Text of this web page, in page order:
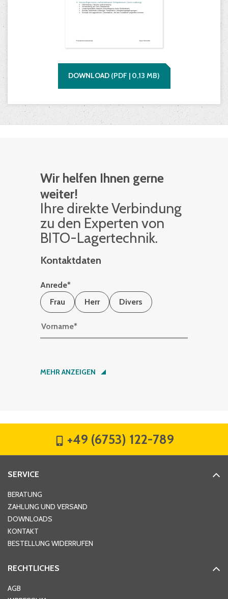
DOWNLOAD (PDF | 0,13 MB)
Wir helfen Ihnen gerne
weiter!
Ihre di­rek­te Ver­bin­dung
zu den Ex­per­ten von
BITO-La­ger­tech­nik.
Kontaktdaten
Anrede*
Frau
Herr Divers
Vorname*
Nachname*
Hausnummer
Ort*
MEHR ANZEIGEN
+49 (6753) 122-789
SERVICE
BERATUNG
ZAHLUNG UND VERSAND
DOWNLOADS
KONTAKT
BESTELLUNG WIDERRUFEN
RECHTLICHES
AGB